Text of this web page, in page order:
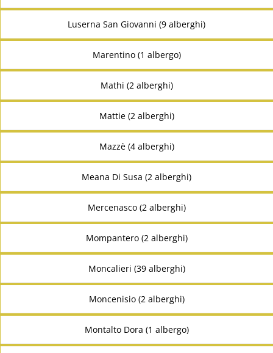
Luserna San Giovanni (9 alberghi)
Marentino (1 albergo)
Mathi (2 alberghi)
Mattie (2 alberghi)
Mazzè (4 alberghi)
Meana Di Susa (2 alberghi)
Mercenasco (2 alberghi)
Mompantero (2 alberghi)
Moncalieri (39 alberghi)
Moncenisio (2 alberghi)
Montalto Dora (1 albergo)